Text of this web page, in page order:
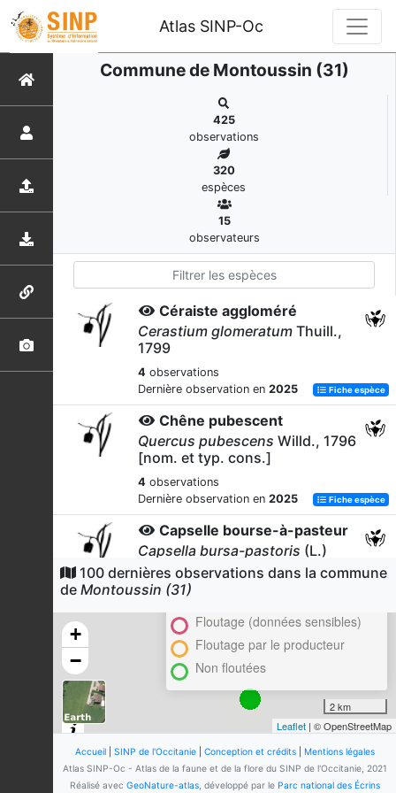
Atlas SINP-Oc
Commune de Montoussin (31)
425
observations
320
espèces
15
observateurs
Céraiste aggloméré
Cerastium glomeratum Thuill.,
1799
4 observations
Dernière observation en 2025 Fiche espèce
Chêne pubescent
Quercus pubescens Willd., 1796
[nom. et typ. cons.]
4 observations
Dernière observation en 2025 Fiche espèce
Capselle bourse-à-pasteur
Capsella bursa-pastoris (L.)
Medik., 1792
3observations
Carotte sauvage
Daucus carota
L., 1753
observations
Dernière observation en
Fiche espèce
Gaillet gratteron
Galium aparineL., 1753
100 dernières observations dans la commune
de Montoussin (31)
+
−
Cluster
Floutage (données sensibles)
Floutage par le producteur
Non floutées
2 km
Leaflet | © OpenStreetMap
Accueil| SINP de l'Occitanie| Conception et crédits| Mentions légales
Atlas SINP-Oc - Atlas de la faune et de la flore du SINP de l'Occitanie, 2021
Réalisé avec GeoNature-atlas, développé par le Parc national des Écrins